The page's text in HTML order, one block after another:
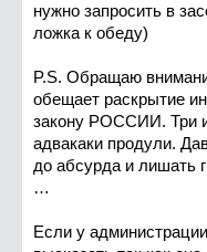
нужно запросить в
ложка к обеду)
P.S. Обращаю
обещает раскрытие
закону РОССИИ. Три
адвакаки продули.
до абсурда и лишать
…
Если у